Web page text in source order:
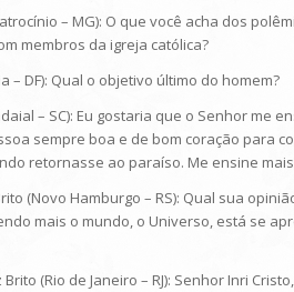
– MG): O que você acha dos
membros da igreja católica?
– DF): Qual o objetivo último do homem?
– SC): Eu gostaria que o Senhor
sempre boa e de bom coração para
retornasse ao paraíso. Me ensine
(Novo Hamburgo – RS): Qual sua
mais o mundo, o Universo, está se
Brito (Rio de Janeiro – RJ): Senhor Inri